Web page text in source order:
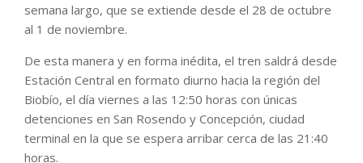
semana largo, que se extiende desde el 28 de octubre
al 1 de noviembre.
De esta manera y en forma inédita, el tren saldrá desde
Estación Central en formato diurno hacia la región del
Biobío, el día viernes a las 12:50 horas con únicas
detenciones en San Rosendo y Concepción, ciudad
terminal en la que se espera arribar cerca de las 21:40
horas.